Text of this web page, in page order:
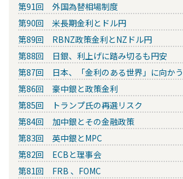
第91回 外国為替相場制度
第90回 米長期金利とドル円
第89回 RBNZ政策金利とNZドル円
第88回 日銀、利上げに踏み切るも円安
第87回 日本、「金利のある世界」に向かう
第86回 豪中銀と政策金利
第85回 トランプ氏の再選リスク
第84回 加中銀とその金融政策
第83回 英中銀とMPC
第82回 ECBと理事会
第81回 FRB 、FOMC